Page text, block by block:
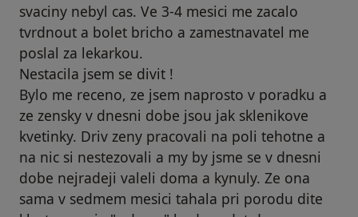
svaciny nebyl cas. Ve 3-4 mesici me zacalo
tvrdnout a bolet bricho a zamestnavatel me
poslal za lekarkou.
Nestacila jsem se divit !
Bylo me receno, ze jsem naprosto v poradku a
ze zensky v dnesni dobe jsou jak sklenikove
kvetinky. Driv zeny pracovali na poli tehotne a
na nic si nestezovali a my by jsme se v dnesni
dobe nejradeji valeli doma a kynuly. Ze ona
sama v sedmem mesici tahala pri porodu dite